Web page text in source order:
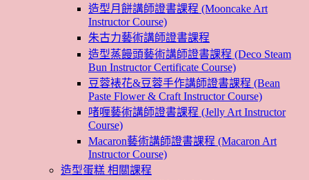
造型月餅講師證書課程 (Mooncake Art
Instructor Course)
朱古力藝術講師證書課程
造型蒸饅頭藝術講師證書課程 (Deco Steam
Bun Instructor Certificate Course)
豆蓉裱花&豆蓉手作講師證書課程 (Bean
Paste Flower & Craft Instructor Course)
啫喱藝術講師證書課程 (Jelly Art Instructor
Course)
Macaron藝術講師證書課程 (Macaron Art
Instructor Course)
造型蛋糕 相關課程